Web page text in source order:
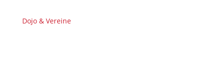
Dojo & Vereine